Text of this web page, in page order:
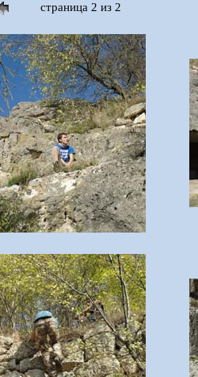
страница 2 из 2